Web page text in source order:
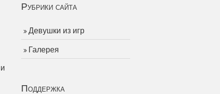
Рубрики сайта
Девушки из игр
Галерея
Поддержка